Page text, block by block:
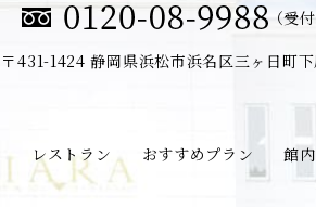
（受
〒431-1424静岡県浜松市浜名区三ヶ日町
レストラン おすすめプラン 館